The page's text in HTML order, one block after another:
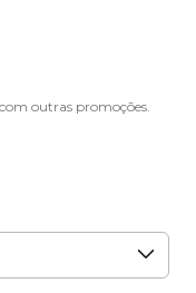
outras promoções.